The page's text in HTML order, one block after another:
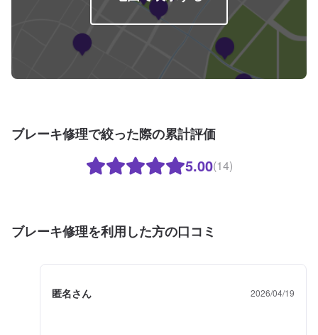
ブレーキ修理で絞った際の累計評価
5.00(14)
ブレーキ修理を利用した方の口コミ
匿名さん 2026/04/19